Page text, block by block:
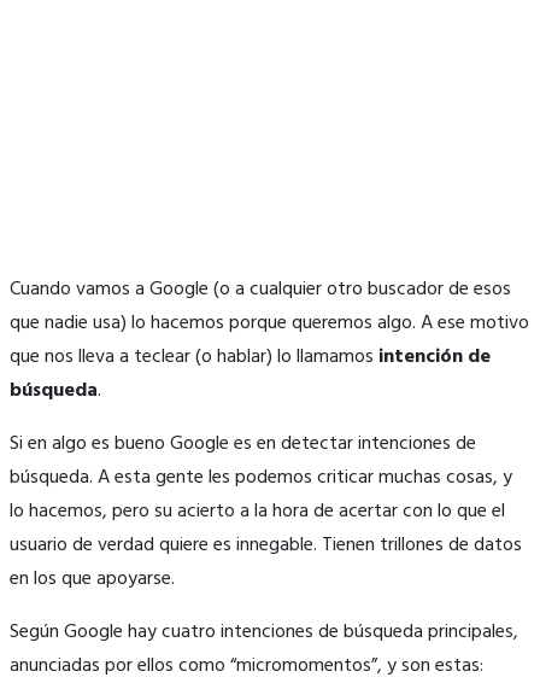
Cuando vamos a Google (o a cualquier otro buscador de esos
que nadie usa) lo hacemos porque queremos algo. A ese motivo
que nos lleva a teclear (o hablar) lo llamamos intención de
búsqueda.
Si en algo es bueno Google es en detectar intenciones de
búsqueda. A esta gente les podemos criticar muchas cosas, y
lo hacemos, pero su acierto a la hora de acertar con lo que el
usuario de verdad quiere es innegable. Tienen trillones de datos
en los que apoyarse.
Según Google hay cuatro intenciones de búsqueda principales,
anunciadas por ellos como “micromomentos”, y son estas: